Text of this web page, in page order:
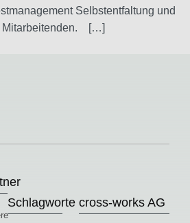
Selbstentfaltung und
Mitarbeitenden. […]
Schlagworte cross-works AG